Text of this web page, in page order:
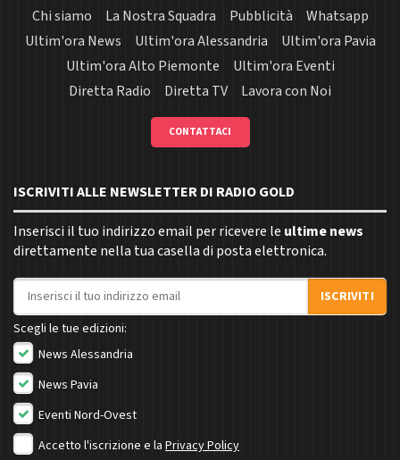
Chi siamo La Nostra Squadra Pubblicità
Whatsapp
Ultim'ora News
Ultim'ora Alessandria
Ultim'ora Pavia
Ultim'ora Alto Piemonte
Ultim'ora Eventi
Diretta Radio
Diretta TV Lavora con Noi
CONTATTACI
ISCRIVITI ALLE NEWSLETTER DI RADIO GOLD
Inserisci il tuo indirizzo email per ricevere le ultime news
direttamente nella tua casella di posta elettronica.
Indirizzo email
ISCRIVITI
Scegli le tue edizioni:
News Alessandria
News Pavia
Eventi Nord-Ovest
Accetto l'iscrizione e la Privacy Policy